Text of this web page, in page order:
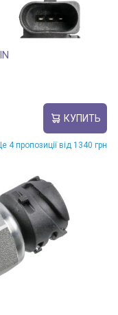
КУПИТЬ
4 пропозиції від 1340 грн